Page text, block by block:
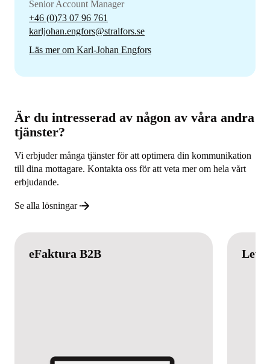
Senior Account Manager
+46 (0)73 07 96 761
karljohan.engfors@stralfors.se
Läs mer om Karl-Johan Engfors
Är du intresserad av någon av våra andra
tjänster?
Vi erbjuder många tjänster för att optimera din kommunikation
till dina mottagare. Kontakta oss för att veta mer om hela vårt
erbjudande.
Se alla lösningar
eFaktura B2B